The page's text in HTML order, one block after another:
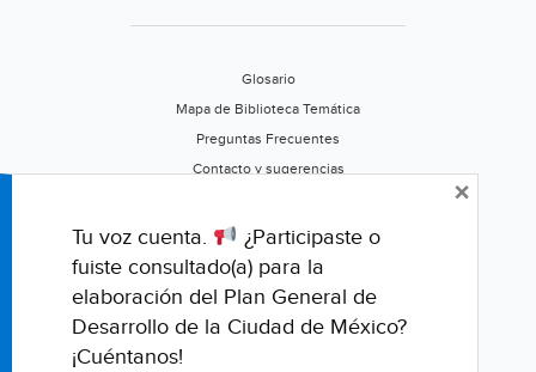
Glosario
Mapa de Biblioteca Temática
Preguntas Frecuentes
Contacto y sugerencias
Califica este portal
Tu voz cuenta.
¿Participaste o
fuiste consultado(a) para la
elaboración del Plan General de
Desarrollo de la Ciudad de México?
¡Cuéntanos!
×